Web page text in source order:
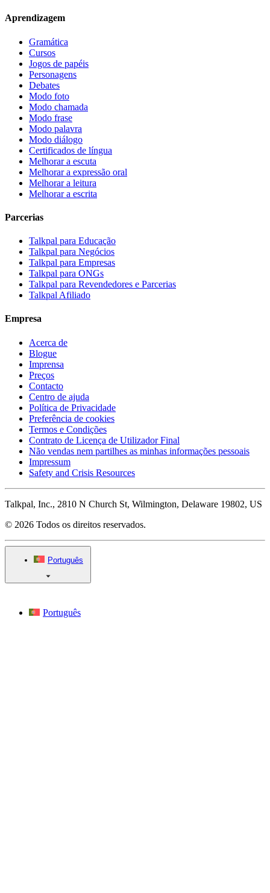
Aprendizagem
Gramática
Cursos
Jogos de papéis
Personagens
Debates
Modo foto
Modo chamada
Modo frase
Modo palavra
Modo diálogo
Certificados de língua
Melhorar a escuta
Melhorar a expressão oral
Melhorar a leitura
Melhorar a escrita
Parcerias
Talkpal para Educação
Talkpal para Negócios
Talkpal para Empresas
Talkpal para ONGs
Talkpal para Revendedores e Parcerias
Talkpal Afiliado
Empresa
Acerca de
Blogue
Imprensa
Preços
Contacto
Centro de ajuda
Política de Privacidade
Preferência de cookies
Termos e Condições
Contrato de Licença de Utilizador Final
Não vendas nem partilhes as minhas informações pessoais
Impressum
Safety and Crisis Resources
Talkpal, Inc., 2810 N Church St, Wilmington, Delaware 19802, US
© 2026 Todos os direitos reservados.
Português
Português